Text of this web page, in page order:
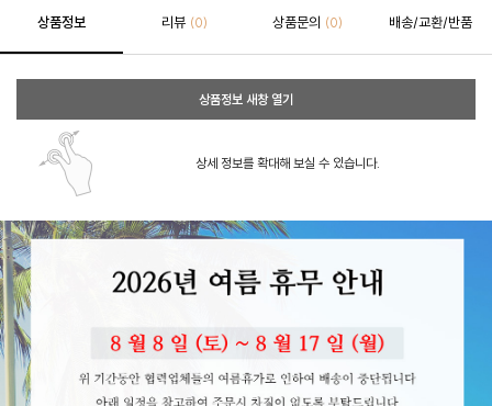
상품정보 리뷰 (0) 상품문의 (0) 배송/교환/반품
상품정보 새창 열기
상세 정보를 확대해 보실 수 있습니다.